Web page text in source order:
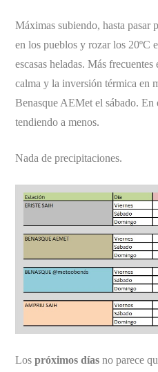
Máximas subiendo, hasta pasar
en los pueblos y rozar los 20ºC
escasas heladas. Más
calma y la inversión térmica en
Benasque AEMet el sábado.
tendiendo a menos.
Nada de precipitaciones.
Lospróximos días no parece